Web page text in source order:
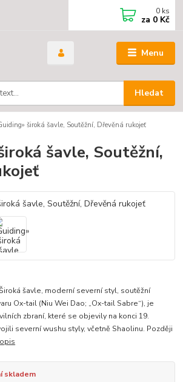
Menu
Hledat
0 ks
za 0 Kč
široká šavle, Soutěžní, Dřevěná rukojeť
šavle, Soutěžní,
šavle, moderní severní styl, soutěžní
Ox-tail (Niu Wei Dao; „Ox-tail Sabre“), je
zbraní, které se objevily na konci 19.
severní wushu styly, včetně Shaolinu. Později
skladem